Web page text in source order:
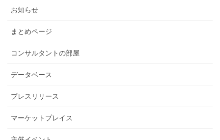
お知らせ
まとめページ
コンサルタントの部屋
データベース
プレスリリース
マーケットプレイス